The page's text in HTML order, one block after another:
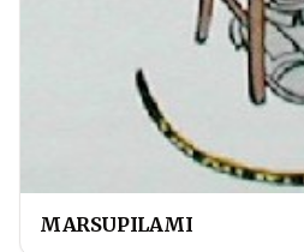
MARSUPILAMI